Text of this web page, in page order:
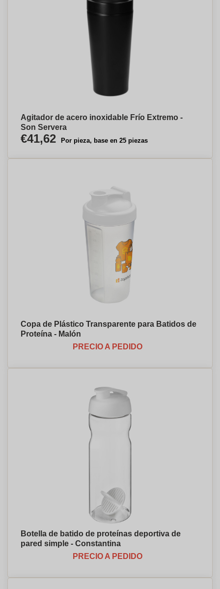
Agitador de acero inoxidable Frío Extremo -
Son Servera
€41,62 Por pieza, base en 25 piezas
Copa de Plástico Transparente para Batidos de
Proteína - Malón
PRECIO A PEDIDO
Botella de batido de proteínas deportiva de
pared simple - Constantina
PRECIO A PEDIDO